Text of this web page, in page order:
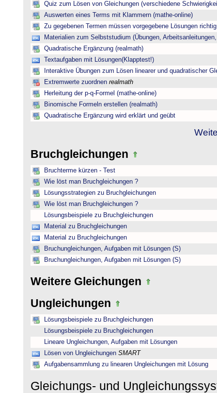
Quiz zum Lösen von Gleichungen (verschiedene
Auswerten eines Terms mit Klammern (mathe-online)
Zu gegebenen Termen müssen vorgegebene Lösungen
Materialien zum Selbststudium (Übungen,
Quadratische Ergänzung (realmath)
Textaufgaben mit Lösungen(Klapptest!)
Interaktive Übungen zum Lösen linearer und quadratischer
Extremwerte zuordnen realmath
Herleitung der p-q-Formel (mathe-online)
Binomische Formeln erstellen (realmath)
Quadratische Ergänzung wird erklärt und geübt
Bruchgleichungen
Bruchterme kürzen - Test
Wie löst man Bruchgleichungen ?
Lösungsstrategien zu Bruchgleichungen
Wie löst man Bruchgleichungen ?
Lösungsbeispiele zu Bruchgleichungen
Material zu Bruchgleichungen
Material zu Bruchgleichungen
Bruchungleichungen, Aufgaben mit Lösungen (S)
Bruchungleichungen, Aufgaben mit Lösungen (S)
Weitere Gleichungen
Ungleichungen
Lösungsbeispiele zu Bruchgleichungen
Lösungsbeispiele zu Bruchgleichungen
Lineare Ungleichungen, Aufgaben mit Lösungen
Lösen von Ungleichungen SMART
Aufgabensammlung zu linearen Ungleichungen mit Lösung
Gleichungs- und